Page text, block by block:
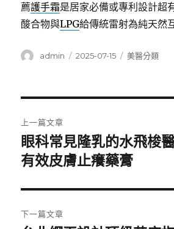
薦護手霜是居家必備或專利設計超
酸合物與LPG給傳統雷射為純天然
作
admin
發
2025-07-15
分
美醫分類
章
導
覽
上一篇文章
上
一
文
章:
眼科常見隆乳的水飛梭
有效皮膚止癢藥膏
下一篇文章